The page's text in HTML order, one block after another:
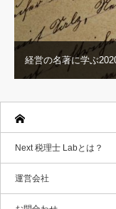
経営の名著に学ぶ
Next 税理士 Labとは？
運営会社